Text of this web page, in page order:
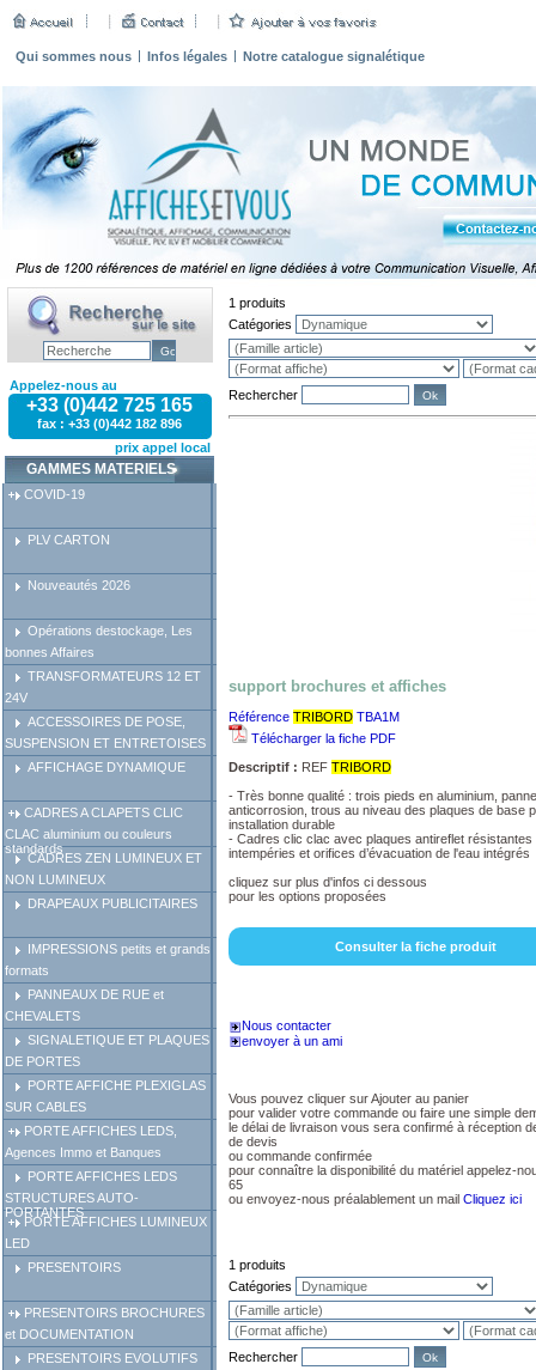
Qui sommes nous Infos légales Notre catalogue signalétique
Appelez-nous au
+33 (0)442 725 165
fax : +33 (0)442 182 896
prix appel local
GAMMES MATERIELS
COVID-19
PLV CARTON
Nouveautés 2026
Opérations destockage, Les
bonnes Affaires
TRANSFORMATEURS 12 ET
24V
ACCESSOIRES DE POSE,
SUSPENSION ET ENTRETOISES
AFFICHAGE DYNAMIQUE
CADRES A CLAPETS CLIC
CLAC aluminium ou couleurs
standards
CADRES ZEN LUMINEUX ET
NON LUMINEUX
DRAPEAUX PUBLICITAIRES
IMPRESSIONS petits et grands
formats
PANNEAUX DE RUE et
CHEVALETS
SIGNALETIQUE ET PLAQUES
DE PORTES
PORTE AFFICHE PLEXIGLAS
SUR CABLES
PORTE AFFICHES LEDS,
Agences Immo et Banques
PORTE AFFICHES LEDS
STRUCTURES AUTO-
PORTANTES
PORTE AFFICHES LUMINEUX
LED
PRESENTOIRS
PRESENTOIRS BROCHURES
et DOCUMENTATION
PRESENTOIRS EVOLUTIFS
1 produits
Catégories
Rechercher
support brochures et affiches
Référence TRIBORD TBA1M
Télécharger la fiche PDF
Descriptif : REF TRIBORD
- Très bonne qualité : trois pieds en aluminium,
anticorrosion, trous au niveau des plaques de base
installation durable
- Cadres clic clac avec plaques antireflet résistantes
intempéries et orifices d’évacuation de l'eau intégrés
cliquez sur plus d'infos ci dessous
pour les options proposées
Consulter la fiche produit
Nous contacter
envoyer à un ami
Vous pouvez cliquer sur Ajouter au panier
pour valider votre commande ou faire une simple
le délai de livraison vous sera confirmé à réception
de devis
ou commande confirmée
pour connaître la disponibilité du matériel appelez-
65
ou envoyez-nous préalablement un mail Cliquez ici
1 produits
Catégories
Rechercher